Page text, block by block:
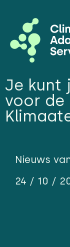
Je kunt
voor de
Nieuws
24 / 10 /